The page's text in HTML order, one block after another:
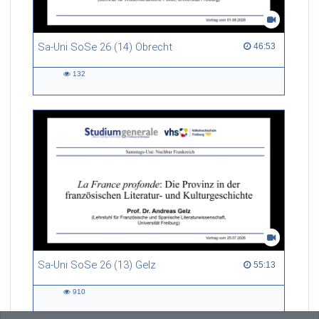
Sa-Uni SoSe 26 (14) Obrecht 46:53
46:53 duration
132
Sa-Uni SoSe 26 (13) Gelz 55:13
55:13 duration
910